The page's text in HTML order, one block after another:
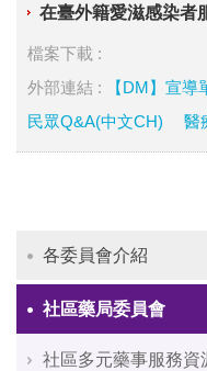
在臺外籍愛滋感染者
檔案下載 :
外部連結 :
【DM】宣導
民眾Q&A(中文CH)
醫
各委員會介紹
社區藥局委員會
社區多元藥事服務資